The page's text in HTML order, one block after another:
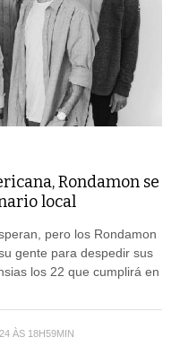
Rondamon se
local
pero los Rondamon
gente para despedir sus
los 22 que cumplirá en
ÀS 18H59MIN